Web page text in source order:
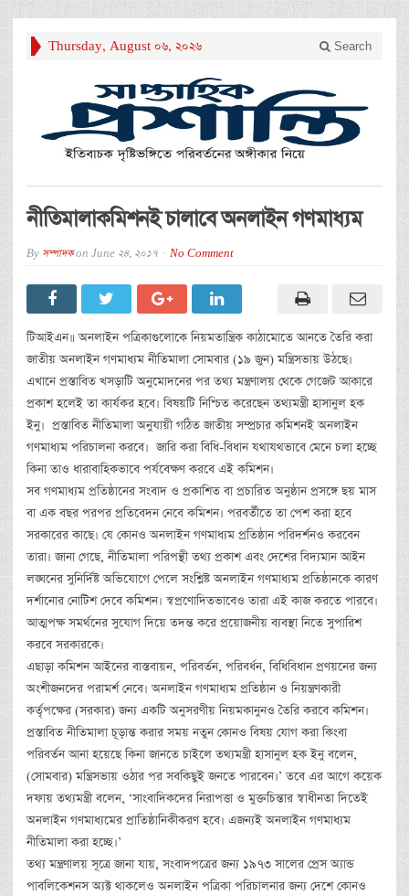
Thursday, August 06, 2026 Search
নীতিমালাকমিশনই চালাবে অনলাইন গণমাধ্যম
By সম্পাদকon June 24, 2017 No Comment
টিআইএন॥ অনলাইন পত্রিকাগুলোকে নিয়মতান্ত্রিক কাঠামোতে আনতে তৈরি করা
জাতীয় অনলাইন গণমাধ্যম নীতিমালা সোমবার (১৯ জুন) মন্ত্রিসভায় উঠছে।
এখানে প্রস্তাবিত খসড়াটি অনুমোদনের পর তথ্য মন্ত্রণালয় থেকে গেজেট আকারে
প্রকাশ হলেই তা কার্যকর হবে। বিষয়টি নিশ্চিত করেছেন তথ্যমন্ত্রী হাসানুল হক
ইনু। প্রস্তাবিত নীতিমালা অনুযায়ী গঠিত জাতীয় সম্প্রচার কমিশনই অনলাইন
গণমাধ্যম পরিচালনা করবে। জারি করা বিধি-বিধান যথাযথভাবে মেনে চলা হচ্ছে
কিনা তাও ধারাবাহিকভাবে পর্যবেক্ষণ করবে এই কমিশন।
সব গণমাধ্যম প্রতিষ্ঠানের সংবাদ ও প্রকাশিত বা প্রচারিত অনুষ্ঠান প্রসঙ্গে ছয় মাস
বা এক বছর পরপর প্রতিবেদন নেবে কমিশন। পরবর্তীতে তা পেশ করা হবে
সরকারের কাছে। যে কোনও অনলাইন গণমাধ্যম প্রতিষ্ঠান পরিদর্শনও করবেন
তারা। জানা গেছে, নীতিমালা পরিপন্থী তথ্য প্রকাশ এবং দেশের বিদ্যমান আইন
লঙ্ঘনের সুনির্দিষ্ট অভিযোগে পেলে সংশ্লিষ্ট অনলাইন গণমাধ্যম প্রতিষ্ঠানকে কারণ
দর্শানোর নোটিশ দেবে কমিশন। স্বপ্রণোদিতভাবেও তারা এই কাজ করতে পারবে।
আত্মপক্ষ সমর্থনের সুযোগ দিয়ে তদন্ত করে প্রয়োজনীয় ব্যবস্থা নিতে সুপারিশ
করবে সরকারকে।
এছাড়া কমিশন আইনের বাস্তবায়ন, পরিবর্তন, পরিবর্ধন, বিধিবিধান প্রণয়নের জন্য
অংশীজনদের পরামর্শ নেবে। অনলাইন গণমাধ্যম প্রতিষ্ঠান ও নিয়ন্ত্রণকারী
কর্তৃপক্ষের (সরকার) জন্য একটি অনুসরণীয় নিয়মকানুনও তৈরি করবে কমিশন।
প্রস্তাবিত নীতিমালা চূড়ান্ত করার সময় নতুন কোনও বিষয় যোগ করা কিংবা
পরিবর্তন আনা হয়েছে কিনা জানতে চাইলে তথ্যমন্ত্রী হাসানুল হক ইনু বলেন,
(সোমবার) মন্ত্রিসভায় ওঠার পর সবকিছুই জনতে পারবেন।’ তবে এর আগে কয়েক
দফায় তথ্যমন্ত্রী বলেন, ‘সাংবাদিকদের নিরাপত্তা ও মুক্তচিন্তার স্বাধীনতা দিতেই
অনলাইন গণমাধ্যমের প্রাতিষ্ঠানিকীকরণ হবে। এজন্যই অনলাইন গণমাধ্যম
নীতিমালা করা হচ্ছে।’
তথ্য মন্ত্রণালয় সূত্রে জানা যায়, সংবাদপত্রের জন্য ১৯৭৩ সালের প্রেস অ্যান্ড
পাবলিকেশনস অ্যক্ট থাকলেও অনলাইন পত্রিকা পরিচালনার জন্য দেশে কোনও